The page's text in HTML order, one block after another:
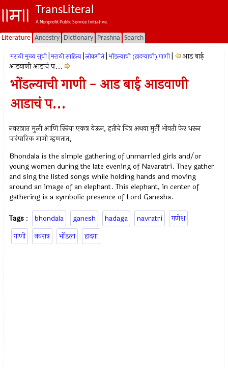
TransLiteral
A Nonprofit Public Service Initiative.
Literature Ancestry Dictionary Prashna Search
मराठी मुख्य सूची मराठी साहित्य लोकगीते भोंडल्याची (हादग्याची) गाणी
आड बाई
आडवाणी आडाचं प...
भोंडल्याची गाणी - आड बाई आडवाणी
आडाचं प...
नवरात्रात मुली आणि स्त्रिया एकत्र येऊन, हतीचे चित्र अथवा मुर्ती भोवती फेर धरून
पारंपारिक गाणी म्हणतात,
Bhondala is the simple gathering of unmarried girls and/or
young women during the late evening of Navaratri. They gather
and sing the listed songs while holding hands and moving
around an image of an elephant. This elephant, in center of
gathering is a symbolic presence of Lord Ganesha.
Tags : bhondala ganesh hadaga navratri
गणेश
गाणी
नवरात्र भोंडला हादगा